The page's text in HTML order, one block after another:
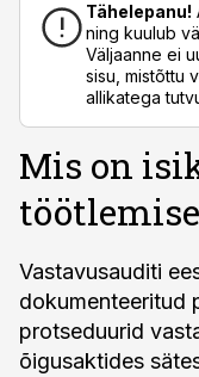
Tähelepanu!
ning kuulub
Väljaanne ei
sisu, mistõttu
allikatega
Mis on
Vastavusauditi
dokumenteeritud
protseduurid
õigusaktides